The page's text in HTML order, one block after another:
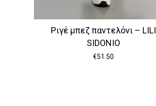
Ριγέ μπεζ παντελόνι – LILI
SIDONIO
€51.50